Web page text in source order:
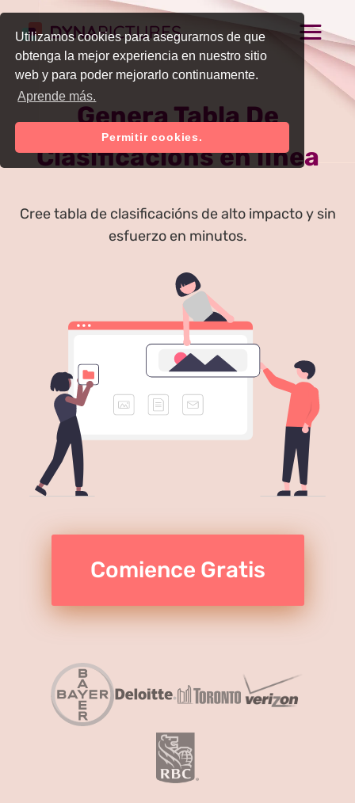
Utilizamos cookies para asegurarnos de que
obtenga la mejor experiencia en nuestro sitio
web y para poder mejorarlo continuamente.
Aprende más.
Permitir cookies.
Genera Tabla De
Clasificacións en línea
Cree tabla de clasificacións de alto impacto y sin
esfuerzo en minutos.
Comience Gratis